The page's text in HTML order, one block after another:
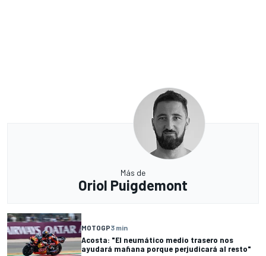
Más de
Oriol Puigdemont
MOTOGP3 min
Acosta: "El neumático medio trasero nos
ayudará mañana porque perjudicará al resto"